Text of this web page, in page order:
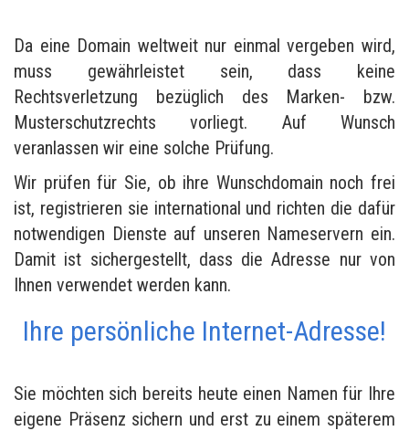
Da eine Domain weltweit nur einmal vergeben wird,
muss gewährleistet sein, dass keine
Rechtsverletzung bezüglich des Marken- bzw.
Musterschutzrechts vorliegt. Auf Wunsch
veranlassen wir eine solche Prüfung.
Wir prüfen für Sie, ob ihre Wunschdomain noch frei
ist, registrieren sie international und richten die dafür
notwendigen Dienste auf unseren Nameservern ein.
Damit ist sichergestellt, dass die Adresse nur von
Ihnen verwendet werden kann.
Ihre persönliche Internet-Adresse!
Sie möchten sich bereits heute einen Namen für Ihre
eigene Präsenz sichern und erst zu einem späterem